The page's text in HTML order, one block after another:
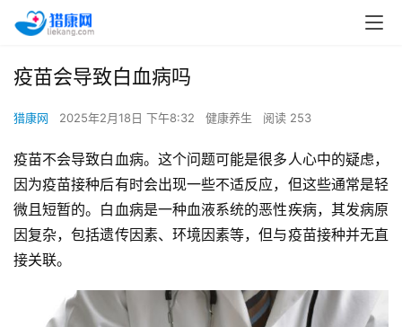
疫苗会导致白血病吗
猎康网 2025年2月18日 下午8:32 健康养生 阅读 253
疫苗不会导致白血病。这个问题可能是很多人心中的疑虑，
因为疫苗接种后有时会出现一些不适反应，但这些通常是轻
微且短暂的。白血病是一种血液系统的恶性疾病，其发病原
因复杂，包括遗传因素、环境因素等，但与疫苗接种并无直
接关联。